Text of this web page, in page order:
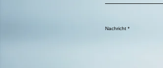
Nachricht